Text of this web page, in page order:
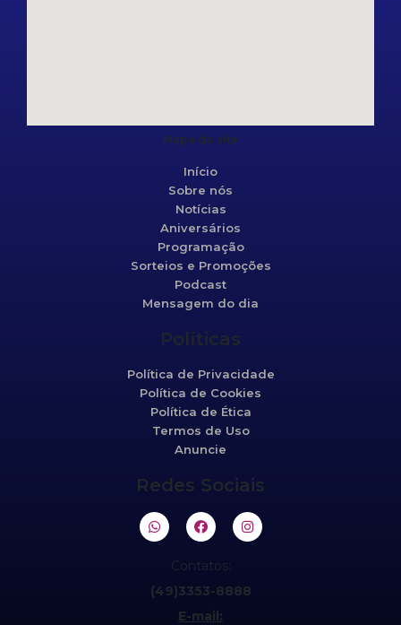
Mapa do site
Início
Sobre nós
Notícias
Aniversários
Programação
Sorteios e Promoções
Podcast
Mensagem do dia
Políticas
Política de Privacidade
Política de Cookies
Política de Ética
Termos de Uso
Anuncie
Redes Sociais
Contatos:
(49)3353-8888
E-mail: